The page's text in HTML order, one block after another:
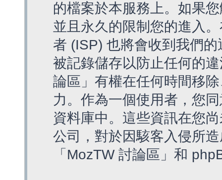
的檔案於本服務上。如果
並且永久的限制您的進入
者 (ISP) 也將會收到我們
被記錄儲存以防止任何的
論區」有權在任何時間移
力。作為一個使用者，您
資料庫中。這些資訊在您
公司，對於因駭客入侵所
「MozTW 討論區」和